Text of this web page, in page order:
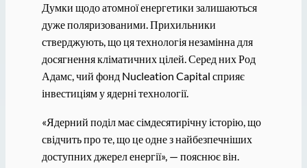
Думки щодо атомної енергетики залишаються
дуже поляризованими. Прихильники
стверджують, що ця технологія незамінна для
досягнення кліматичних цілей. Серед них Род
Адамс, чий фонд Nucleation Capital сприяє
інвестиціям у ядерні технології.
«Ядерний поділ має сімдесятирічну історію, що
свідчить про те, що це одне з найбезпечніших
доступних джерел енергії», — пояснює він.